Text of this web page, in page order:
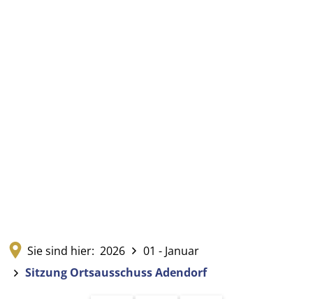
Sie sind hier: 2026
01 - Januar
Sitzung Ortsausschuss Adendorf